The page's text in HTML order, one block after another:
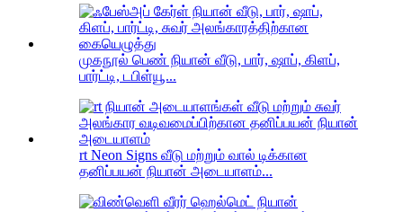
முகநூல் பெண் நியான் வீடு, பார், ஷாப், கிளப்,
பார்ட்டி, டபிள்யூ...
rt Neon Signs வீடு மற்றும் வால் டிக்கான
தனிப்பயன் நியான் அடையாளம்...